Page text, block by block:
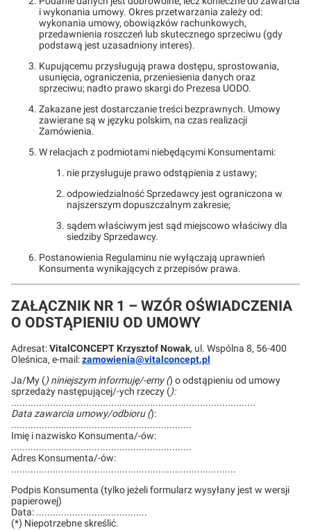
i wykonania umowy. Okres przetwarzania zależy od:
wykonania umowy, obowiązków rachunkowych,
przedawnienia roszczeń lub skutecznego sprzeciwu (gdy
podstawą jest uzasadniony interes).
Kupującemu przysługują prawa dostępu, sprostowania,
usunięcia, ograniczenia, przeniesienia danych oraz
sprzeciwu; nadto prawo skargi do Prezesa UODO.
Zakazane jest dostarczanie treści bezprawnych. Umowy
zawierane są w języku polskim, na czas realizacji
Zamówienia.
W relacjach z podmiotami niebędącymi Konsumentami:
nie przysługuje prawo odstąpienia z ustawy;
odpowiedzialność Sprzedawcy jest ograniczona w
najszerszym dopuszczalnym zakresie;
sądem właściwym jest sąd miejscowo właściwy dla
siedziby Sprzedawcy.
Postanowienia Regulaminu nie wyłączają uprawnień
Konsumenta wynikających z przepisów prawa.
ZAŁĄCZNIK NR 1 – WZÓR OŚWIADCZENIA
O ODSTĄPIENIU OD UMOWY
Adresat:VitalCONCEPT Krzysztof Nowak, ul. Wspólna 8, 56-400
Oleśnica, e-mail:zamowienia@vitalconcept.pl
Ja/My () niniejszym informuję/-emy () o odstąpieniu od umowy
sprzedaży następującej/-ych rzeczy ():
........................................................................................
Data zawarcia umowy/odbioru ():
.................................................................
Imię i nazwisko Konsumenta/-ów:
.................................................................
Adres Konsumenta/-ów:
.................................................................................
Podpis Konsumenta (tylko jeżeli formularz wysyłany jest w wersji
papierowej)
Data: ........................................
(*) Niepotrzebne skreślić.